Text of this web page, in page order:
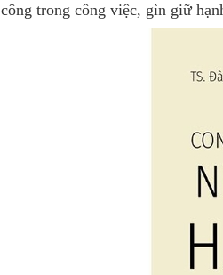
công trong công việc, gìn giữ